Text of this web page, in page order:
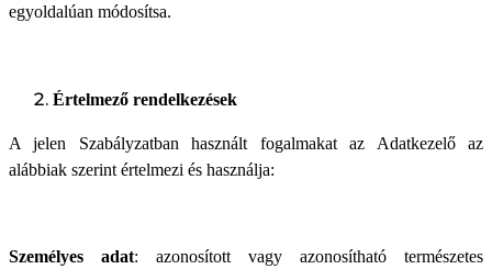
egyoldalúan módosítsa.
Értelmező rendelkezések
A jelen Szabályzatban használt fogalmakat az Adatkezelő az
alábbiak szerint értelmezi és használja:
Személyes adat: azonosított vagy azonosítható természetes